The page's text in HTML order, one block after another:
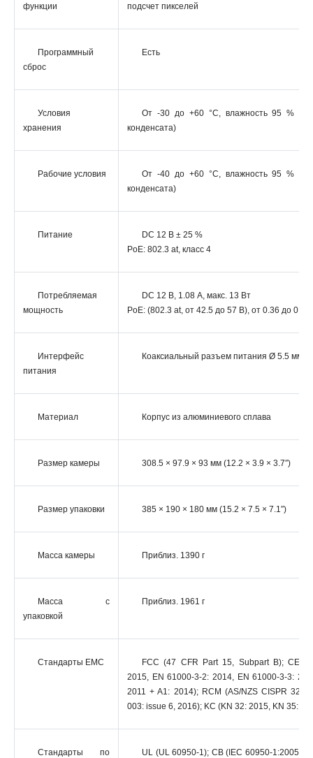
функции подсчет пикселей
Программный
сброс
Есть
Условия
хранения
От -30 до +60 °C, влажность 95 %
конденсата)
Рабочие условия
От -40 до +60 °C, влажность 95 %
конденсата)
Питание
DC 12 В ± 25 %
PoE: 802.3 at, класс 4
Потребляемая
мощность
DC 12 В, 1.08 A, макс. 13 Вт
PoE: (802.3 at, от 42.5 до 57 В), от 0.36 до 0.27
Интерфейс
питания
Коаксиальный разъем питания Ø 5.5 мм
Материал Корпус из алюминиевого сплава
Размер камеры 308.5 × 97.9 × 93 мм (12.2 × 3.9 × 3.7″)
Размер упаковки 385 × 190 × 180 мм (15.2 × 7.5 × 7.1″)
Масса камеры Приблиз. 1390 г
Масса с
упаковкой
Приблиз. 1961 г
Стандарты EMC
FCC (47 CFR Part 15, Subpart B); CE-
2015, EN 61000-3-2: 2014, EN 61000-3-3:
2011 + A1: 2014); RCM (AS/NZS CISPR 32:
003: issue 6, 2016); KC (KN 32: 2015, KN 35:
Стандарты по
UL (UL 60950-1); CB (IEC 60950-1:2005 +